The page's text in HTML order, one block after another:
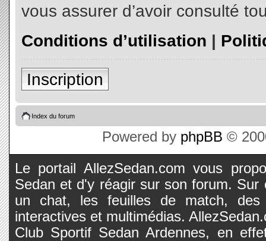
vous assurer d’avoir consulté
Conditions d’utilisation |
Inscription
Index du forum
Powered by phpBB ©
Le portail AllezSedan.com vous
Sedan et d'y réagir sur son forum.
un chat, les feuilles de match, des
interactives et multimédias.
Club Sportif Sedan Ardennes, en